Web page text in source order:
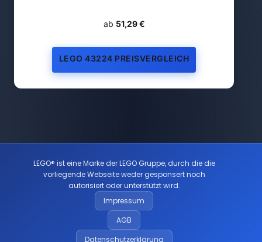
ab 51,29 €
LEGO 43224 PREISVERGLEICH
LEGO® ist eine Marke der LEGO Gruppe, durch die die
vorliegende Webseite weder gesponsert noch
autorisiert oder unterstützt wird.
Impressum
AGB
Datenschutzerklärung